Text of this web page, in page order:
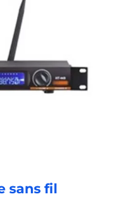
sans fil